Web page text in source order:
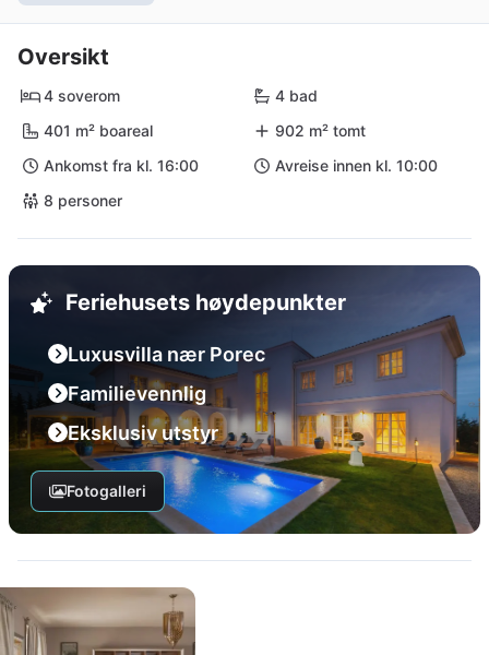
Oversikt
4 soverom
4 bad
401 m² boareal
902 m² tomt
Ankomst fra kl. 16:00
Avreise innen kl. 10:00
8 personer
Feriehusets høydepunkter
Luxusvilla nær Porec
Familievennlig
Eksklusiv utstyr
Fotogalleri